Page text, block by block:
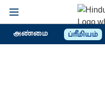
அண்மை ப்ரீமியம்